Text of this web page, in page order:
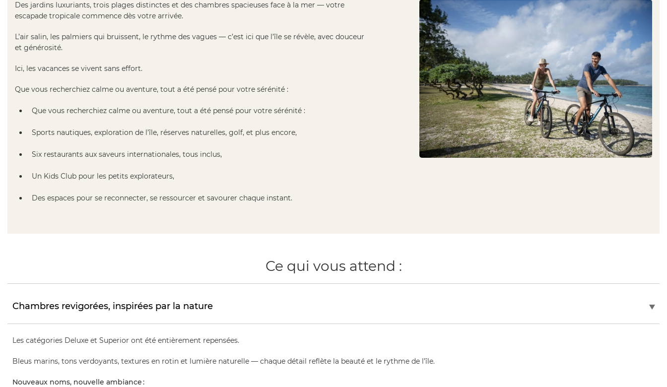
Des jardins luxuriants, trois plages distinctes et des chambres spacieuses face à la mer — votre
escapade tropicale commence dès votre arrivée.
L’air salin, les palmiers qui bruissent, le rythme des vagues — c’est ici que l’île se révèle, avec douceur
et générosité.
Ici, les vacances se vivent sans effort.
Que vous recherchiez calme ou aventure, tout a été pensé pour votre sérénité :
Que vous recherchiez calme ou aventure, tout a été pensé pour votre sérénité :
Sports nautiques, exploration de l’île, réserves naturelles, golf, et plus encore,
Six restaurants aux saveurs internationales, tous inclus,
Un Kids Club pour les petits explorateurs,
Des espaces pour se reconnecter, se ressourcer et savourer chaque instant.
Ce qui vous attend :
Chambres revigorées, inspirées par la nature
Les catégories Deluxe et Superior ont été entièrement repensées.
Bleus marins, tons verdoyants, textures en rotin et lumière naturelle — chaque détail reflète la beauté et le rythme de l’île.
Nouveaux noms, nouvelle ambiance :